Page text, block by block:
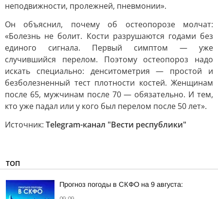
неподвижности, пролежней, пневмонии».
Он объяснил, почему об остеопорозе молчат:
«Болезнь не болит. Кости разрушаются годами без
единого сигнала. Первый симптом — уже
случившийся перелом. Поэтому остеопороз надо
искать специально: денситометрия — простой и
безболезненный тест плотности костей. Женщинам
после 65, мужчинам после 70 — обязательно. И тем,
кто уже падал или у кого был перелом после 50 лет».
Источник: Telegram-канал "Вести республики"
ТОП
Прогноз погоды в СКФО на 9 августа: